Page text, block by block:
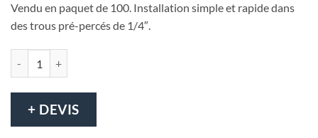
Vendu en paquet de 100. Installation simple et rapide dans
des trous pré-percés de 1/4″.
+ DEVIS